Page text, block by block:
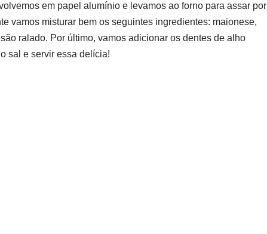
em papel alumínio e levamos ao forno para assar por
vamos misturar bem os seguintes ingredientes: maionese,
ralado. Por último, vamos adicionar os dentes de alho
sal e servir essa delícia!